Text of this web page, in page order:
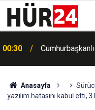
00:30
00:25 Meteorolojiden
Anasayfa
yazılım hatasını kabul etti,